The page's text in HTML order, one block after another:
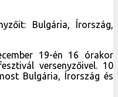
Bulgária, Írország,
19-én 16 órakor
versenyzőivel. 10
Bulgária, Írország és